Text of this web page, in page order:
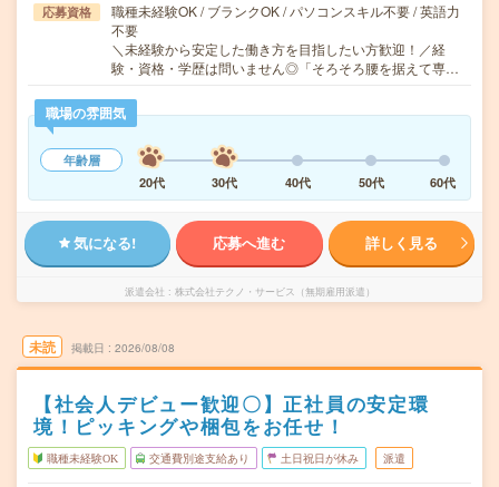
応募資格
職種未経験OK / ブランクOK / パソコンスキル不要 / 英語力
不要
＼未経験から安定した働き方を目指したい方歓迎！／経
験・資格・学歴は問いません◎「そろそろ腰を据えて専…
職場の雰囲気
年齢層
20代
30代 40代 50代 60代
気になる! 応募へ進む 詳しく見る
派遣会社 株式会社テクノ・サービス（無期雇用派遣）
未読 掲載日 2026/08/08
【社会人デビュー歓迎〇】正社員の安定環
境！ピッキングや梱包をお任せ！
職種未経験OK 交通費別途支給あり 土日祝日が休み 派遣